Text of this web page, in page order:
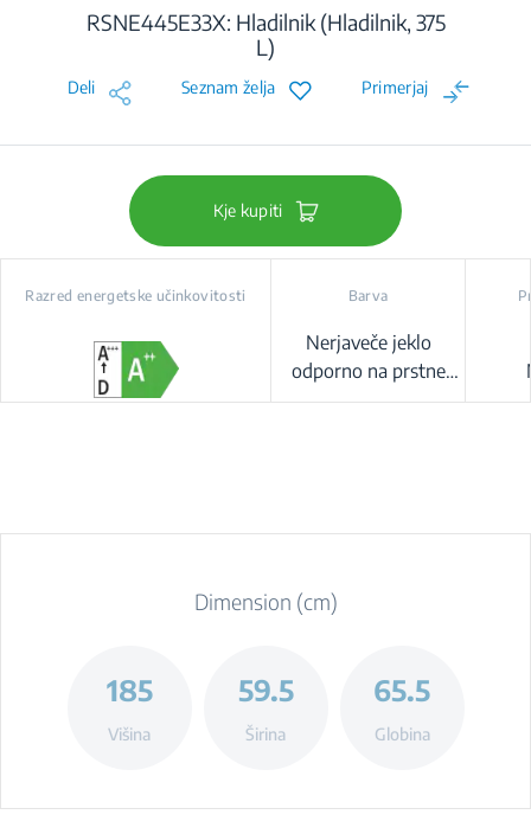
RSNE445E33X: Hladilnik (Hladilnik, 375
L)
Deli Seznam želja Primerjaj
Kje kupiti
Razred energetske učinkovitosti Barva
Nerjaveče jeklo
odporno na prstne
odtise
Dimension (cm)
185
Višina
59.5
Širina
65.5
Globina